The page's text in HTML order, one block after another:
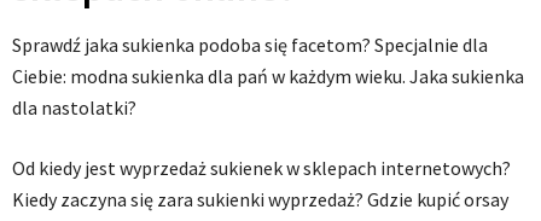
Sprawdź jaka sukienka podoba się facetom? Specjalnie dla
Ciebie: modna sukienka dla pań w każdym wieku. Jaka sukienka
dla nastolatki?
Od kiedy jest wyprzedaż sukienek w sklepach internetowych?
Kiedy zaczyna się zara sukienki wyprzedaż? Gdzie kupić orsay